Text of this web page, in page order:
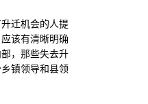
迁机会的人提
该有清晰明确
，那些失去升
镇领导和县领